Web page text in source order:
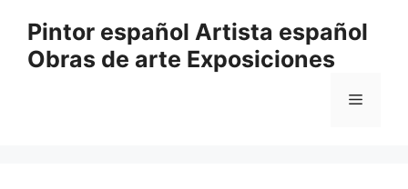
contenido
Pintor español Artista español
Obras de arte Exposiciones
Menú